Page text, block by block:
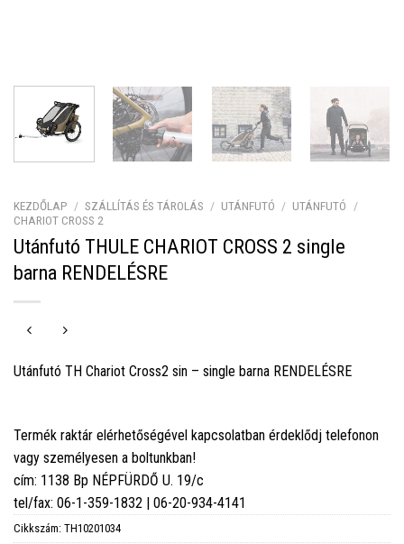
KEZDŐLAP / SZÁLLÍTÁS ÉS TÁROLÁS / UTÁNFUTÓ / UTÁNFUTÓ
/
CHARIOT CROSS 2
Utánfutó THULE CHARIOT CROSS 2 single
barna RENDELÉSRE
Utánfutó TH Chariot Cross2 sin – single barna RENDELÉSRE
Termék raktár elérhetőségével kapcsolatban érdeklődj telefonon
vagy személyesen a boltunkban!
cím: 1138 Bp NÉPFÜRDŐ U. 19/c
tel/fax: 06-1-359-1832 | 06-20-934-4141
Cikkszám: TH10201034